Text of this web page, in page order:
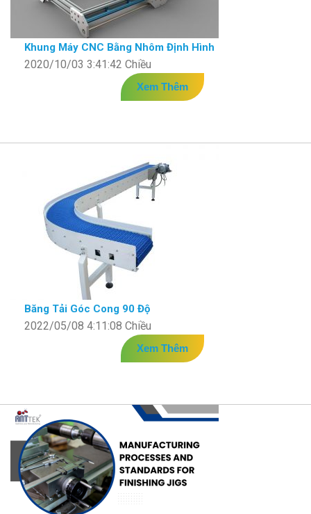
Khung Máy CNC Bằng Nhôm Định Hình
2020/10/03 3:41:42 Chiều
Xem Thêm
Băng Tải Góc Cong 90 Độ
2022/05/08 4:11:08 Chiều
Xem Thêm